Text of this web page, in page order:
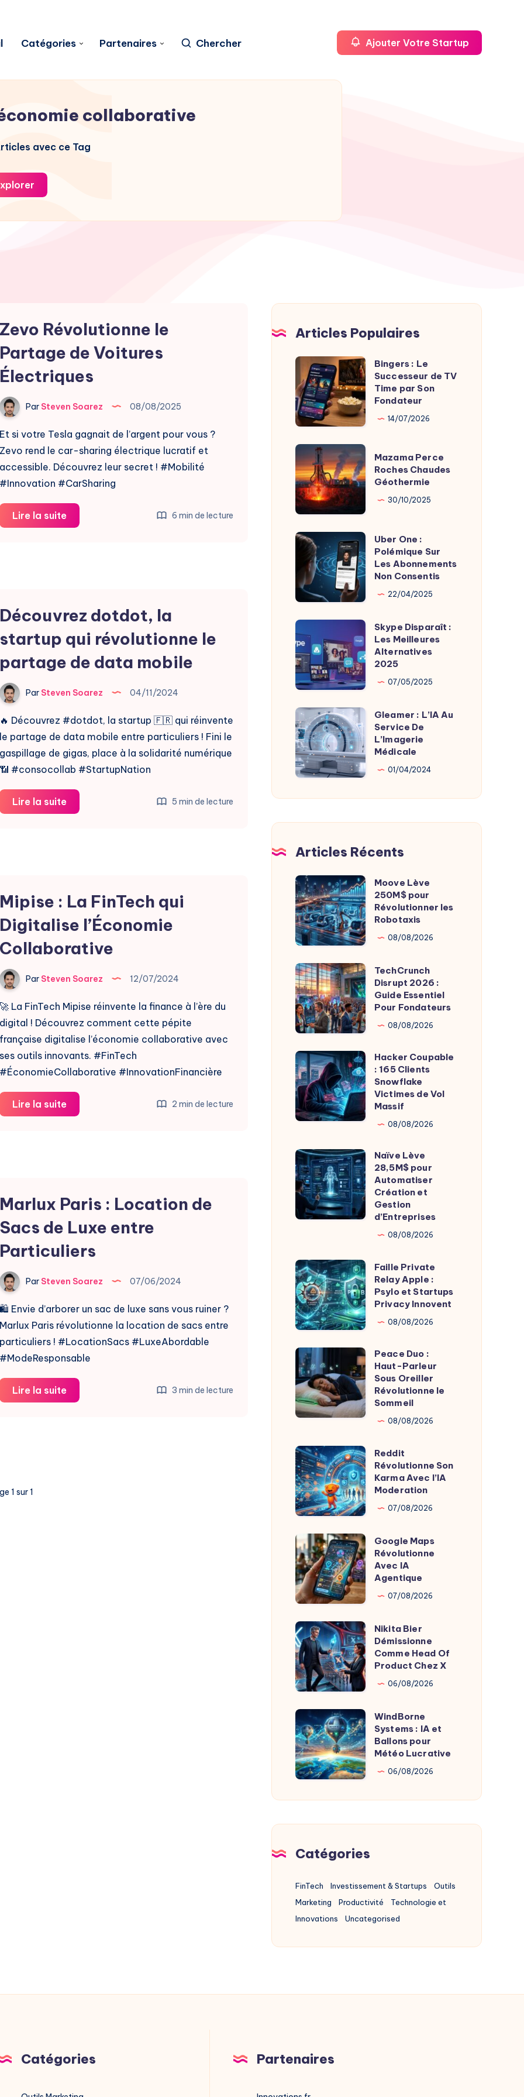
Catégories Partenaires Chercher Ajouter Votre Startup
collaborative
avec ce Tag
Zevo Révolutionne le
Partage de Voitures
Électriques
Par Steven Soarez 08/08/2025
Et si votre Tesla gagnait de l’argent pour vous ?
Zevo rend le car-sharing électrique lucratif et
accessible. Découvrez leur secret ! #Mobilité
#Innovation #CarSharing
Lire la suiteZevo
Révolutionne
Électriques
6 min de lecture
Découvrez dotdot, la
startup qui révolutionne le
partage de data mobile
Par Steven Soarez 04/11/2024
🔥 Découvrez #dotdot, la startup 🇫🇷 qui réinvente
le partage de data mobile entre particuliers ! Fini le
gaspillage de gigas, place à la solidarité numérique
📶 #consocollab #StartupNation
Lire la suiteDécouvrez
dotdot,
partage
de
data
5 min de lecture
Mipise : La FinTech qui
Digitalise l’Économie
Collaborative
Par Steven Soarez 12/07/2024
🚀 La FinTech Mipise réinvente la finance à l’ère du
digital ! Découvrez comment cette pépite
française digitalise l’économie collaborative avec
ses outils innovants. #FinTech
#ÉconomieCollaborative #InnovationFinancière
Lire la suiteMipise
:
l’Économie
Collaborative
2 min de lecture
Marlux Paris : Location de
Sacs de Luxe entre
Particuliers
Par Steven Soarez 07/06/2024
🛍️ Envie d’arborer un sac de luxe sans vous ruiner ?
Marlux Paris révolutionne la location de sacs entre
particuliers ! #LocationSacs #LuxeAbordable
#ModeResponsable
Lire la suiteMarlux
Paris
3 min de lecture
1 sur 1
Articles Populaires
Bingers
Le
Successeur
de
TV
Time
par
Son
Fondateur
Bingers : Le
Successeur de TV
Time par Son
Fondateur
14/07/2026
Mazama
Perce
Roches
Chaudes
Géothermie
Mazama Perce
Roches Chaudes
Géothermie
30/10/2025
Uber
One
Polémique
Sur
Les
Abonnements
Non
Consentis
Uber One :
Polémique Sur
Les Abonnements
Non Consentis
22/04/2025
Skype
Disparaît
:
Les
Meilleures
Alternatives
2025
Skype Disparaît :
Les Meilleures
Alternatives
2025
07/05/2025
Gleamer
:
L’IA
Au
Service
De
Gleamer : L’IA Au
Service De
L’Imagerie
Médicale
01/04/2024
Articles Récents
Moove
Lève
250M$
pour
Révolutionner
les
Robotaxis
Moove Lève
250M$ pour
Révolutionner les
Robotaxis
08/08/2026
TechCrunch
Disrupt
2026
:
Guide
Essentiel
Pour
Fondateurs
TechCrunch
Disrupt 2026 :
Guide Essentiel
Pour Fondateurs
08/08/2026
Hacker
Coupable
:
165
Clients
Victimes
de
Vol
Massif
Hacker Coupable
: 165 Clients
Snowflake
Victimes de Vol
Massif
08/08/2026
Naïve
Lève
28,5M$
pour
Automatiser
Gestion
d’Entreprises
Naïve Lève
28,5M$ pour
Automatiser
Création et
Gestion
d’Entreprises
08/08/2026
Faille
Private
Relay
Apple
Psylo
et
Startups
Privacy
Innovent
Faille Private
Relay Apple :
Psylo et Startups
Privacy Innovent
08/08/2026
Peace
Duo
:
Haut-
Parleur
Oreiller
Révolutionne
le
Sommeil
Peace Duo :
Haut-Parleur
Sous Oreiller
Révolutionne le
Sommeil
08/08/2026
Reddit
Révolutionne
Son
Karma
Avec
l’IA
Moderation
Reddit
Révolutionne Son
Karma Avec l’IA
Moderation
07/08/2026
Google
Maps
Révolutionne
Avec
IA
Agentique
Google Maps
Révolutionne
Avec IA
Agentique
07/08/2026
Nikita
Bier
Démissionne
Comme
Head
Of
Product
Chez
X
Nikita Bier
Démissionne
Comme Head Of
Product Chez X
06/08/2026
WindBorne
Systems
:
IA
et
Ballons
Lucrative
WindBorne
Systems : IA et
Ballons pour
Météo Lucrative
06/08/2026
Catégories
FinTech Investissement & Startups
Outils
Marketing
Productivité
Technologie et
Innovations
Uncategorised
Catégories Partenaires